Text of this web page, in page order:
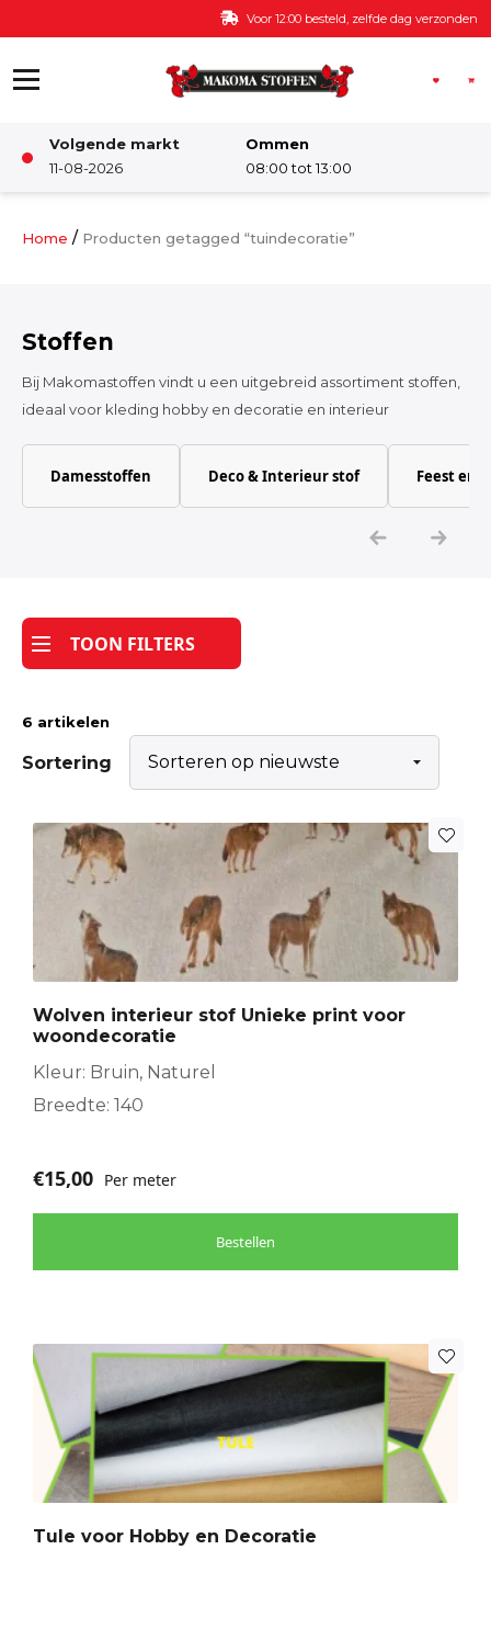
Voor 12:00 besteld, zelfde dag verzonden
Volgende markt
11-08-2026
Ommen
08:00 tot 13:00
Damesstoffen
Katoen
Tijdpakker stof
Home / Producten getagged “tuindecoratie”
Stoffen
Bij Makomastoffen vindt u een uitgebreid assortiment stoffen,
ideaal voor kleding hobby en decoratie en interieur
Damesstoffen Deco & Interieur stof Feest en
TOON FILTERS
6 artikelen
Sortering
Wolven interieur stof Unieke print voor
woondecoratie
Kleur: Bruin, Naturel
Breedte: 140
€15,00 Per meter
Bestellen
Tule voor Hobby en Decoratie
Dit
product
heeft
meerdere
variaties.
Deze
kan